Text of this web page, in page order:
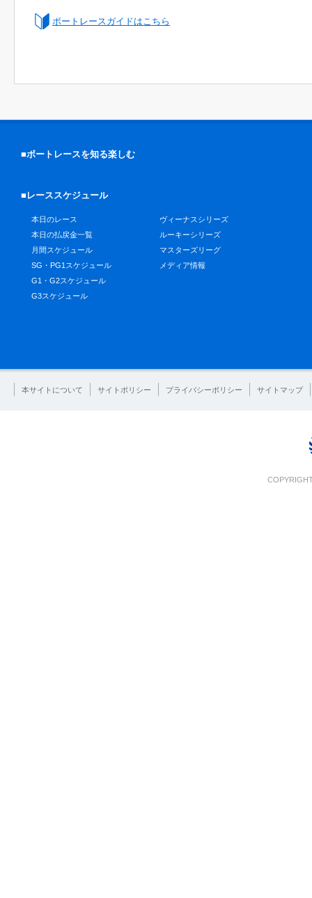
ボートレースガイドはこちら
■ボートレースを知る楽しむ
■レーススケジュール
本日のレース
本日の払戻金一覧
月間スケジュール
SG・PG1スケジュール
G1・G2スケジュール
G3スケジュール
ヴィーナスシリーズ
ルーキーシリーズ
マスターズリーグ
メディア情報
本サイトについて サイトポリシー プライバシーポリシー サイトマップ